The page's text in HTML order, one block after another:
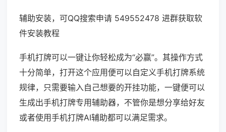
辅助安装，可QQ搜索申请 549552478 进群获取软
件安装教程
手机打牌可以一键让你轻松成为“必赢”。其操作方式
十分简单，打开这个应用便可以自定义手机打牌系统
规律，只需要输入自己想要的开挂功能，一键便可以
生成出手机打牌专用辅助器，不管你是想分享给好友
或者使用手机打牌AI辅助都可以满足需求。